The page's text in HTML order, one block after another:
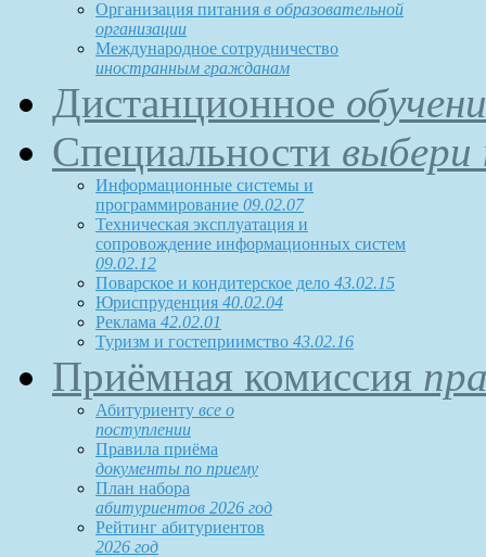
Организация питания в образовательной
организации
Международное сотрудничество
иностранным гражданам
Дистанционное
Специальности выбери
Информационные системы и
программирование 09.02.07
Техническая эксплуатация и
сопровождение информационных систем
09.02.12
Поварское и кондитерское дело 43.02.15
Юриспруденция 40.02.04
Реклама 42.02.01
Туризм и гостеприимство 43.02.16
Приёмная комиссия
Абитуриенту все о
поступлении
Правила приёма
документы по приему
План набора
абитуриентов 2026 год
Рейтинг абитуриентов
2026 год